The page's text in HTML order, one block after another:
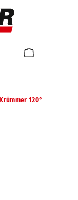
Krümmer 120°